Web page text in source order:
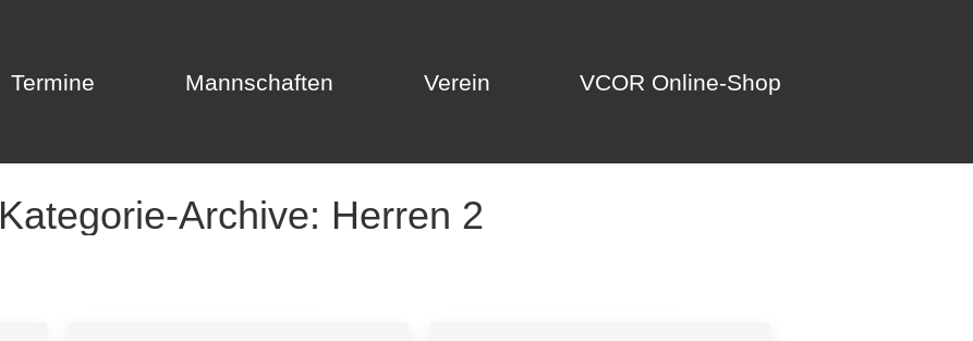
Termine Mannschaften Verein VCOR Online-Shop
Kategorie-Archive: Herren 2